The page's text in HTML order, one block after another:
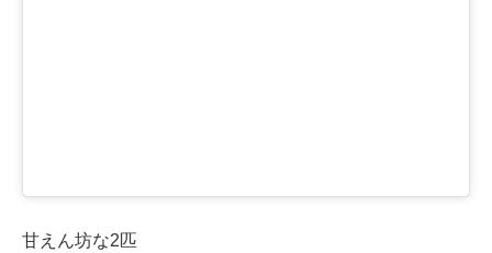
甘えん坊な2匹